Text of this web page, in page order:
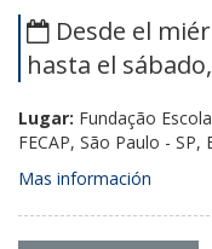
Desde el
hasta el
Lugar: Fundação
FECAP, São Paulo - SP,
Mas información